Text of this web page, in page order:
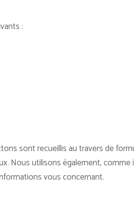
:
sont recueillis au travers de
Nous utilisons également, comme
vous concernant.